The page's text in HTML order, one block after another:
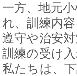
一方、地元
れ、訓練内
遵守や治安
訓練の受け
私たちは、